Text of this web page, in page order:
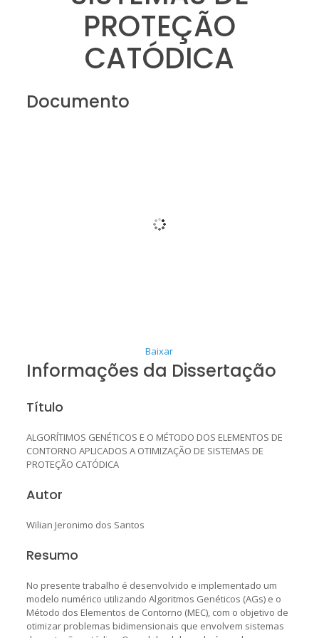
PROTEÇÃO
CATÓDICA
Documento
Baixar
Informações da Dissertação
Título
ALGORÍTIMOS GENÉTICOS E O MÉTODO DOS ELEMENTOS DE
CONTORNO APLICADOS A OTIMIZAÇÃO DE SISTEMAS DE
PROTEÇÃO CATÓDICA
Autor
Wilian Jeronimo dos Santos
Resumo
No presente trabalho é desenvolvido e implementado um
modelo numérico utilizando Algoritmos Genéticos (AGs) e o
Método dos Elementos de Contorno (MEC), com o objetivo de
otimizar problemas bidimensionais que envolvem sistemas